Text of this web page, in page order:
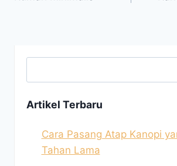
Artikel Terbaru
Cara Pasang Atap Kanopi
Tahan Lama